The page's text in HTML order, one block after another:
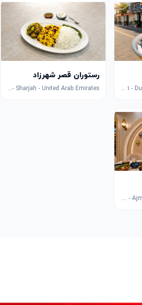
6GJ2+VW7 - Al Khawaneej - Al Khawaneej 1 - Dubai - United Arab Emirates
رستوران قصر شهرزاد
Corniche ,khor fakkan - 985X+FCG - Hayawa 3 - Sharjah - United Arab Emirates
9GG7+H3G - Ajman - United Arab Emirates